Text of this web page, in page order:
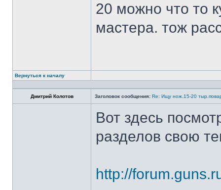
20 можно что то
мастера. тож
Вернуться к началу
Дмитрий Колотов Заголовок сообщения: Re: Ищу нож.15-20
Вот здесь
разделов свою
http://